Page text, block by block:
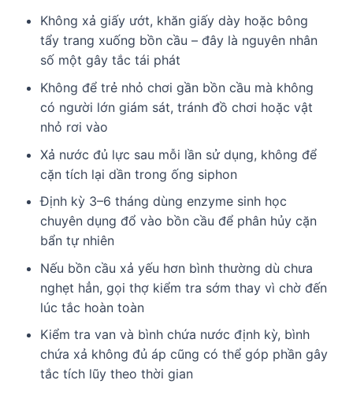
Không xả giấy ướt, khăn giấy dày hoặc bông
tẩy trang xuống bồn cầu – đây là nguyên nhân
số một gây tắc tái phát
Không để trẻ nhỏ chơi gần bồn cầu mà không
có người lớn giám sát, tránh đồ chơi hoặc vật
nhỏ rơi vào
Xả nước đủ lực sau mỗi lần sử dụng, không để
cặn tích lại dần trong ống siphon
Định kỳ 3–6 tháng dùng enzyme sinh học
chuyên dụng đổ vào bồn cầu để phân hủy cặn
bẩn tự nhiên
Nếu bồn cầu xả yếu hơn bình thường dù chưa
nghẹt hẳn, gọi thợ kiểm tra sớm thay vì chờ đến
lúc tắc hoàn toàn
Kiểm tra van và bình chứa nước định kỳ, bình
chứa xả không đủ áp cũng có thể góp phần gây
tắc tích lũy theo thời gian